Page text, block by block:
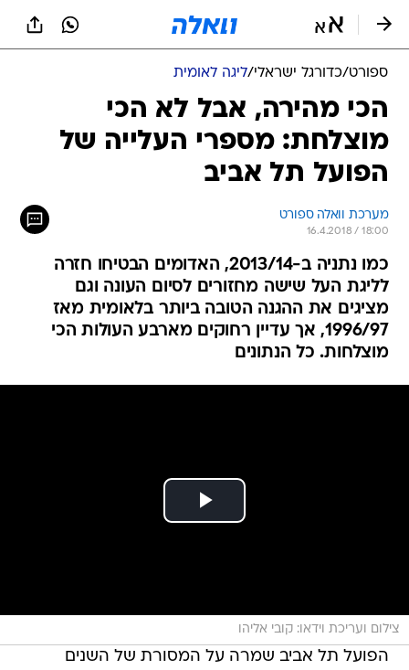
ספורט/כדורגל ישראלי/ליגה לאומית
הכי מהירה, אבל לא הכי
מוצלחת: מספרי העלייה של
הפועל תל אביב
מערכת וואלה ספורט
16.4.2018 / 18:00
כמו נתניה ב-2013/14, האדומים הבטיחו חזרה
לליגת העל שישה מחזורים לסיום העונה וגם
מציגים את ההגנה הטובה ביותר בלאומית מאז
1996/97, אך עדיין רחוקים מארבע העולות הכי
מוצלחות. כל הנתונים
צילום ועריכת וידאו: קובי אליהו
הפועל תל אביב שמרה על המסורת של השנים